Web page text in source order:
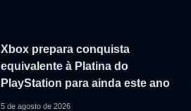
Xbox prepara conquista
equivalente à Platina do
PlayStation para ainda este ano
5 de agosto de 2026